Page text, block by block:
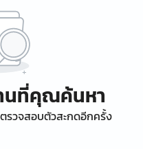
นที่คุณค้นหา
รวจสอบตัวสะกดอีกครั้ง